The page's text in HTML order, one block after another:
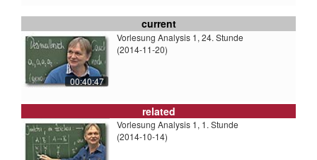
current
00:40:47
Vorlesung Analysis 1, 24. Stunde
(2014-11-20)
related
Vorlesung Analysis 1, 1. Stunde
(2014-10-14)